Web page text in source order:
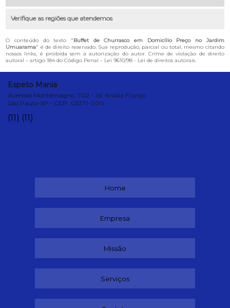
Verifique as regiões que atendemos
O conteúdo do texto "Buffet de Churrasco em Domicílio Preço no Jardim
Umuarama" é de direito reservado. Sua reprodução, parcial ou total, mesmo citando
nossos links, é proibida sem a autorização do autor. Crime de violação de direito
autoral – artigo 184 do Código Penal – Lei 9610/98 - Lei de direitos autorais.
Espeto Mania
Avenida Montemagno, 702 - Jd. Anália Franco
São Paulo-SP - CEP: 03371-000
(11) (11)
Home
Empresa
Missão
Serviços